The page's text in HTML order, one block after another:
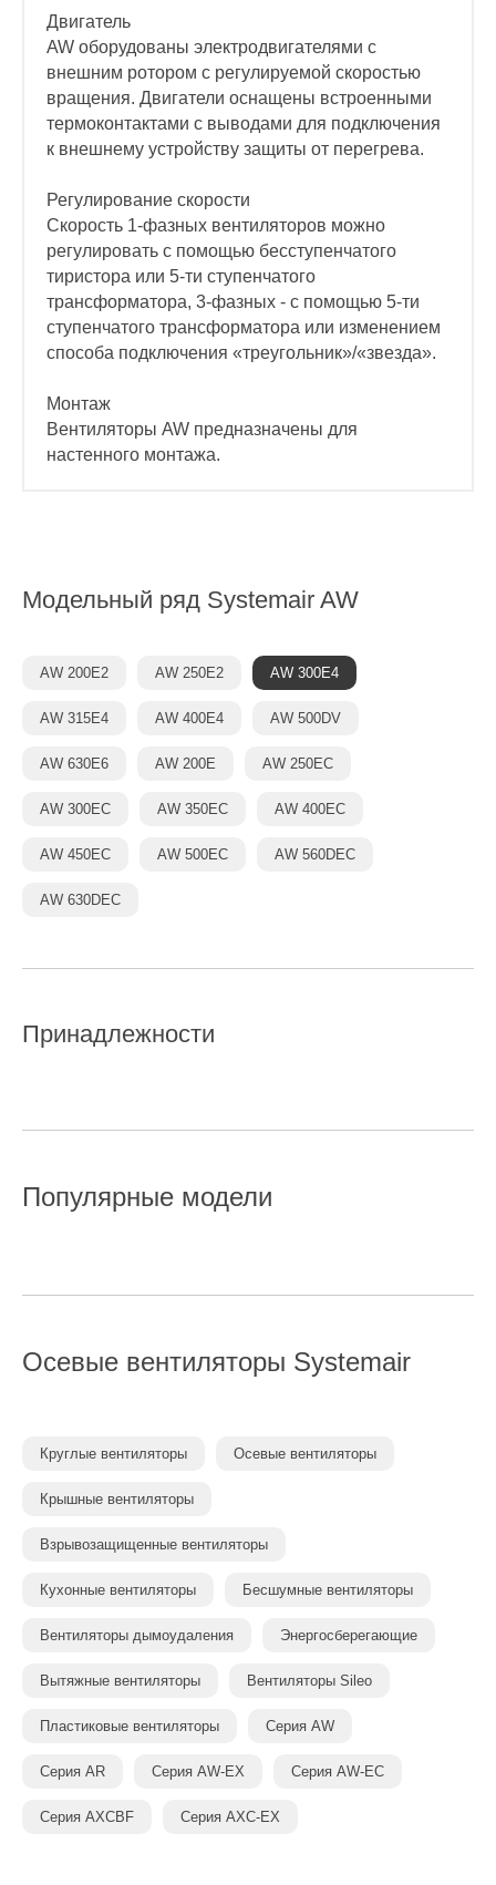
Двигатель
AW оборудованы электродвигателями с
внешним ротором с регулируемой скоростью
вращения. Двигатели оснащены встроенными
термоконтактами с выводами для подключения
к внешнему устройству защиты от перегрева.
Регулирование скорости
Скорость 1-фазных вентиляторов можно
регулировать с помощью бесступенчатого
тиристора или 5-ти ступенчатого
трансформатора, 3-фазных - с помощью 5-ти
ступенчатого трансформатора или изменением
способа подключения «треугольник»/«звезда».
Монтаж
Вентиляторы AW предназначены для
настенного монтажа.
Модельный ряд Systemair AW
AW 200E2 AW 250E2 AW 300E4
AW 315E4 AW 400E4 AW 500DV
AW 630E6 AW 200E AW 250EC
AW 300EC AW 350EC AW 400EC
AW 450EC AW 500EC AW 560DEC
AW 630DEC
Принадлежности
Популярные модели
Осевые вентиляторы Systemair
Круглые вентиляторы Осевые вентиляторы
Крышные вентиляторы
Взрывозащищенные вентиляторы
Кухонные вентиляторы Бесшумные вентиляторы
Вентиляторы дымоудаления Энергосберегающие
Вытяжные вентиляторы Вентиляторы Sileo
Пластиковые вентиляторы Серия AW
Серия AR Серия AW-EX Серия AW-EC
Серия AXCBF Серия AXC-EX